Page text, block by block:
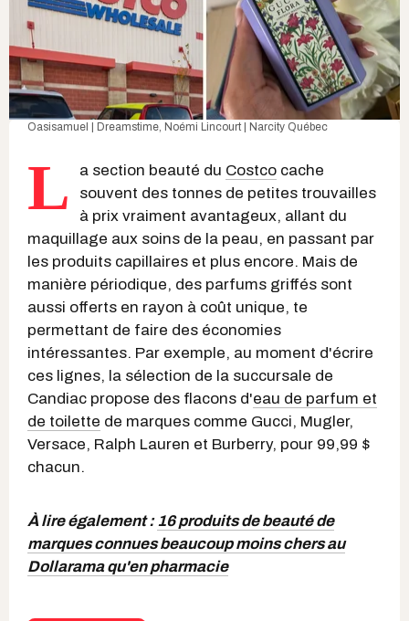
Oasisamuel | Dreamstime , Noémi Lincourt | Narcity Québec
L a section beauté du Costco cache
souvent des tonnes de petites trouvailles
à prix vraiment avantageux, allant du
maquillage aux soins de la peau, en passant par
les produits capillaires et plus encore. Mais de
manière périodique, des parfums griffés sont
aussi offerts en rayon à coût unique, te
permettant de faire des économies
intéressantes. Par exemple, au moment d'écrire
ces lignes, la sélection de la succursale de
Candiac propose des flacons d'eau de parfum et
de toilette de marques comme Gucci, Mugler,
Versace, Ralph Lauren et Burberry, pour 99,99 $
chacun.
À lire également : 16 produits de beauté de
marques connues beaucoup moins chers au
Dollarama qu'en pharmacie